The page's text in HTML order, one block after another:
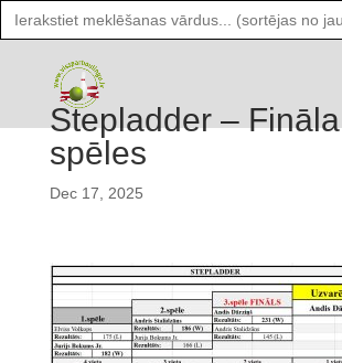
Search
for:
Stepladder – Fināla
spēles
Dec 17, 2025